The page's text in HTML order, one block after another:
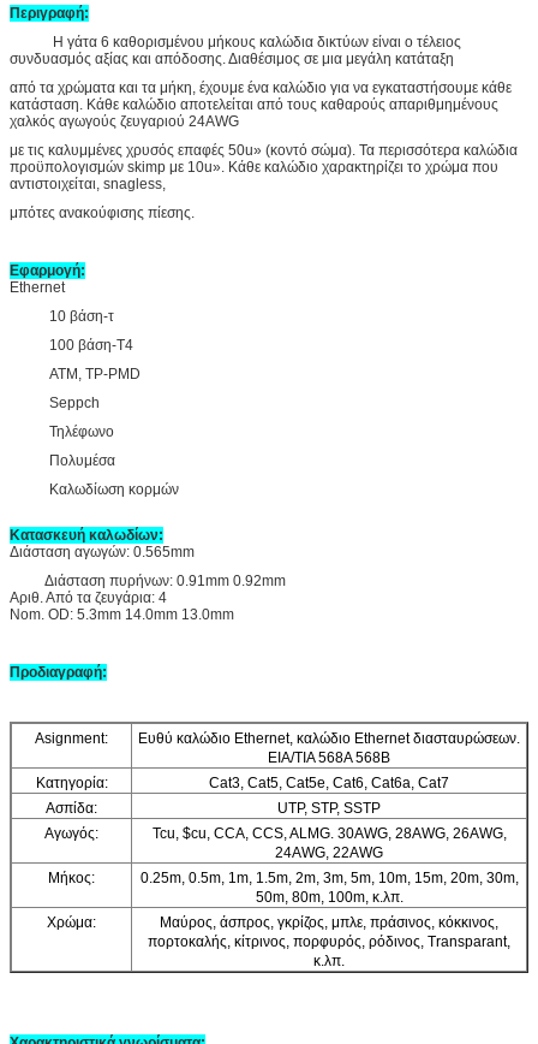
Περιγραφή:
Η γάτα 6 καθορισμένου μήκους καλώδια δικτύων είναι ο τέλειος
συνδυασμός αξίας και απόδοσης. Διαθέσιμος σε μια μεγάλη κατάταξη
από τα χρώματα και τα μήκη, έχουμε ένα καλώδιο για να εγκαταστήσουμε κάθε
κατάσταση. Κάθε καλώδιο αποτελείται από τους καθαρούς απαριθμημένους
χαλκός αγωγούς ζευγαριού 24AWG
με τις καλυμμένες χρυσός επαφές 50u» (κοντό σώμα). Τα περισσότερα καλώδια
προϋπολογισμών skimp με 10u». Κάθε καλώδιο χαρακτηρίζει το χρώμα που
αντιστοιχείται, snagless,
μπότες ανακούφισης πίεσης.
Εφαρμογή:
Ethernet
10 βάση-τ
100 βάση-T4
ATM, TP-PMD
Seppch
Τηλέφωνο
Πολυμέσα
Καλωδίωση κορμών
Κατασκευή καλωδίων:
Διάσταση αγωγών: 0.565mm
Διάσταση πυρήνων: 0.91mm 0.92mm
Αριθ. Από τα ζευγάρια: 4
Nom. OD: 5.3mm 14.0mm 13.0mm
Προδιαγραφή:
Asignment:
Ευθύ καλώδιο Ethernet, καλώδιο Ethernet διασταυρώσεων.
EIA/TIA 568A 568B
Κατηγορία:
Cat3, Cat5, Cat5e, Cat6, Cat6a, Cat7
Ασπίδα:
UTP, STP, SSTP
Αγωγός:
Tcu, $cu, CCA, CCS, ALMG. 30AWG, 28AWG, 26AWG,
24AWG, 22AWG
Μήκος:
0.25m, 0.5m, 1m, 1.5m, 2m, 3m, 5m, 10m, 15m, 20m, 30m,
50m, 80m, 100m, κ.λπ.
Χρώμα:
Μαύρος, άσπρος, γκρίζος, μπλε, πράσινος, κόκκινος,
πορτοκαλής, κίτρινος, πορφυρός, ρόδινος, Transparant,
κ.λπ.